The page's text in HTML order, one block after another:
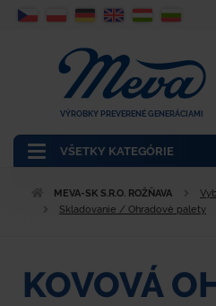
VŠETKY KATEGÓRIE
VÝROBKY PREVERENÉ GENERÁCIAMI
MEVA-SK S.R.O. ROŽŇAVA
Skladovanie / Ohradové palety
KOVOVÁ